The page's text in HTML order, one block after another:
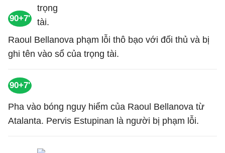
90+7'
Raoul Bellanova phạm lỗi thô bạo với đối thủ và bị
ghi tên vào sổ của trọng tài.
90+7'
Pha vào bóng nguy hiểm của Raoul Bellanova từ
Atalanta. Pervis Estupinan là người bị phạm lỗi.